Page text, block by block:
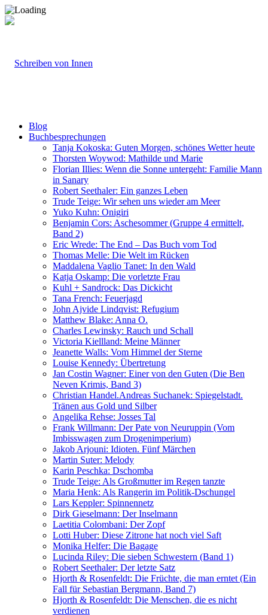
Blog
Buchbesprechungen
Tanja Kokoska: Guten Morgen, schönes Wetter heute
Thorsten Woywod: Mathilde und Marie
Florian Illies: Wenn die Sonne untergeht: Familie Mann
in Sanary
Robert Seethaler: Ein ganzes Leben
Trude Teige: Wir sehen uns wieder am Meer
Yuko Kuhn: Onigiri
Benjamin Cors: Aschesommer (Gruppe 4 ermittelt,
Band 2)
Eric Wrede: The End – Das Buch vom Tod
Thomas Melle: Die Welt im Rücken
Maddalena Vaglio Tanet: In den Wald
Katja Oskamp: Die vorletzte Frau
Kuhl + Sandrock: Das Dickicht
Tana French: Feuerjagd
John Ajvide Lindqvist: Refugium
Matthew Blake: Anna O.
Charles Lewinsky: Rauch und Schall
Victoria Kiellland: Meine Männer
Jeanette Walls: Vom Himmel der Sterne
Louise Kennedy: Übertretung
Jan Costin Wagner: Einer von den Guten (Die Ben
Neven Krimis, Band 3)
Christian Handel.Andreas Suchanek: Spiegelstadt.
Tränen aus Gold und Silber
Angelika Rehse: Josses Tal
Frank Willmann: Der Pate von Neuruppin (Vom
Imbisswagen zum Drogenimperium)
Jakob Arjouni: Idioten. Fünf Märchen
Martin Suter: Melody
Karin Peschka: Dschomba
Trude Teige: Als Großmutter im Regen tanzte
Maria Henk: Als Rangerin im Politik-Dschungel
Lars Keppler: Spinnennetz
Dirk Gieselmann: Der Inselmann
Laetitia Colombani: Der Zopf
Lotti Huber: Diese Zitrone hat noch viel Saft
Monika Helfer: Die Bagage
Lucinda Riley: Die sieben Schwestern (Band 1)
Robert Seethaler: Der letzte Satz
Hjorth & Rosenfeldt: Die Früchte, die man erntet (Ein
Fall für Sebastian Bergmann, Band 7)
Hjorth & Rosenfeldt: Die Menschen, die es nicht
verdienen